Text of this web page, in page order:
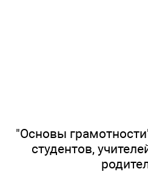
"Основы
студентов,